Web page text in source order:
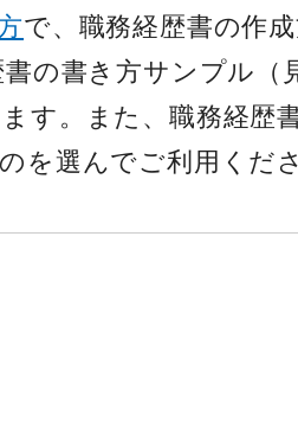
で、職務経歴書の作
の書き方サンプル
す。また、職務経歴
を選んでご利用くださ